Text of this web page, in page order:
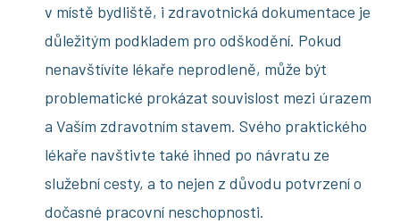
v místě bydliště, i zdravotnická dokumentace je
důležitým podkladem pro odškodění. Pokud
nenavštívíte lékaře neprodleně, může být
problematické prokázat souvislost mezi úrazem
a Vaším zdravotním stavem. Svého praktického
lékaře navštivte také ihned po návratu ze
služební cesty, a to nejen z důvodu potvrzení o
dočasné pracovní neschopnosti.